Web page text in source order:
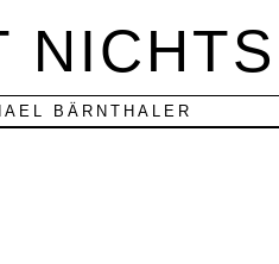
NICHTS
BÄRNTHALER